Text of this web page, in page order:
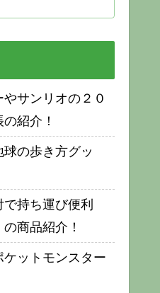
サンリオの２０
紹介！
の歩き方グッ
持ち運び便利
商品紹介！
ットモンスター